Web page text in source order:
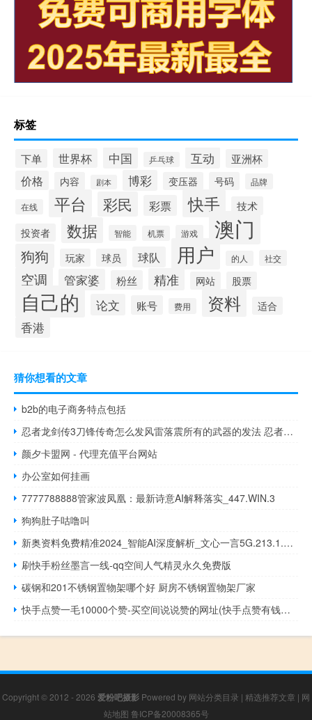
标签
下单 世界杯 中国 乒乓球 互动 亚洲杯
价格 内容 剧本 博彩 变压器 号码 品牌
在线 平台 彩民 彩票 快手 技术
投资者 数据 智能 机票 游戏 澳门
狗狗 玩家 球员 球队 用户 的人 社交
空调 管家婆 粉丝 精准 网站 股票
自己的 论文 账号 费用 资料 适合
香港
猜你想看的文章
b2b的电子商务特点包括
忍者龙剑传3刀锋传奇怎么发风雷落震所有的武器的发法 忍者龙剑传3刀锋边缘
颜夕卡盟网 - 代理充值平台网站
办公室如何挂画
7777788888管家波凤凰：最新诗意AI解释落实_447.WIN.3
狗狗肚子咕噜叫
新奥资料免费精准2024_智能AI深度解析_文心一言5G.213.1.693
刷快手粉丝墨言一线-qq空间人气精灵永久免费版
碳钢和201不锈钢置物架哪个好 厨房不锈钢置物架厂家
快手点赞一毛10000个赞-买空间说说赞的网址(快手点赞有钱吗一个赞多少钱)
Copyright © 2012 - 2026 爱粉吧摄影 Powered by 网站分类目录 | 精选推荐文章 | 网
站地图 鲁ICP备20008365号